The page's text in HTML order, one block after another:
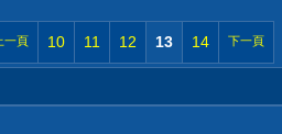
一頁 10 11 12 13 14 下一頁